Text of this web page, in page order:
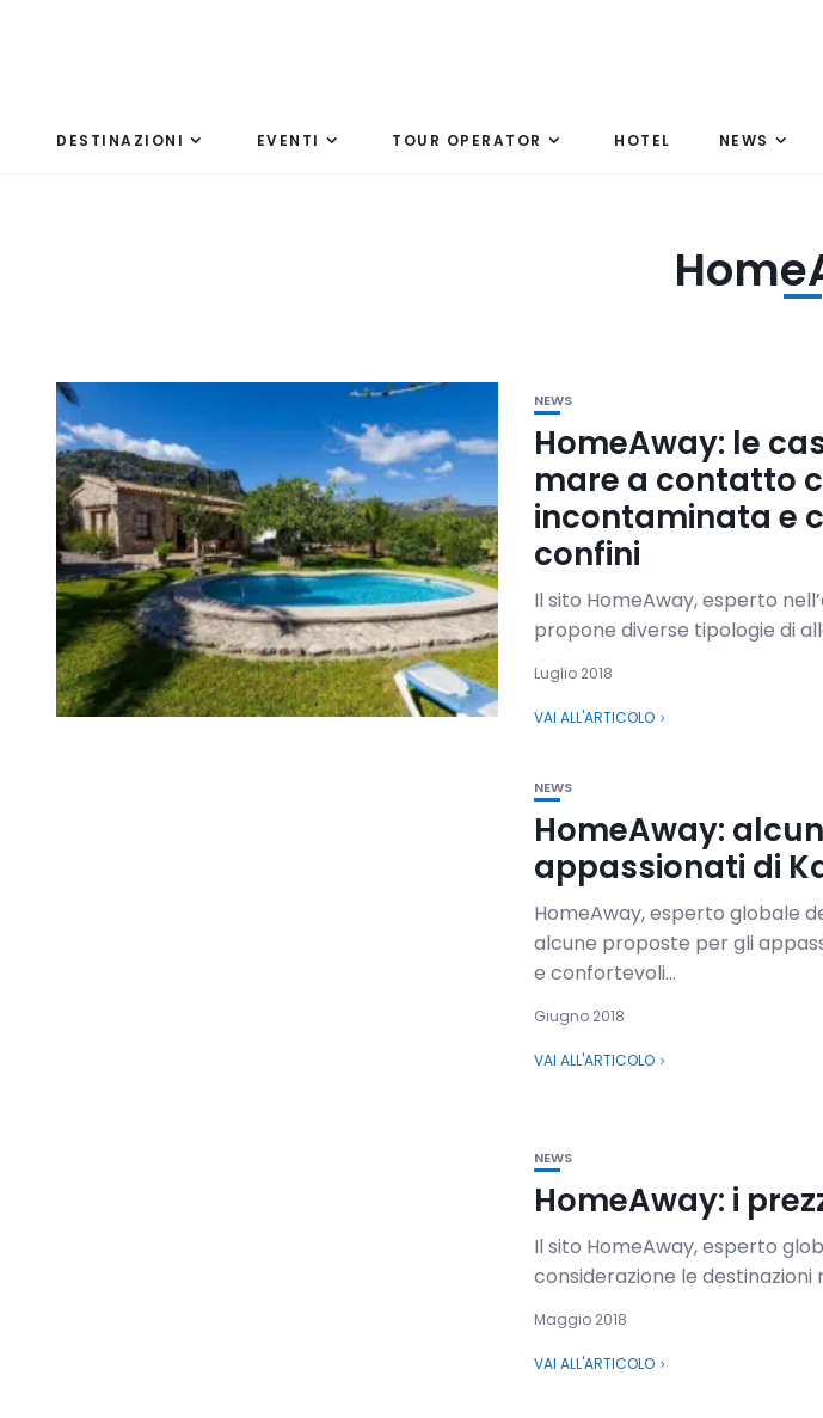
DESTINAZIONI EVENTI TOUR OPERATOR HOTEL NEWS
NEWS
HomeAway: le
mare a contatto
incontaminata e
confini
Il sito HomeAway, esperto
propone diverse tipologie di
Luglio 2018
VAI ALL'ARTICOLO
NEWS
HomeAway:
appassionati di
HomeAway, esperto globale
alcune proposte per gli
e confortevoli...
Giugno 2018
VAI ALL'ARTICOLO
NEWS
HomeAway: i
Il sito HomeAway, esperto
considerazione le destinazioni
Maggio 2018
VAI ALL'ARTICOLO